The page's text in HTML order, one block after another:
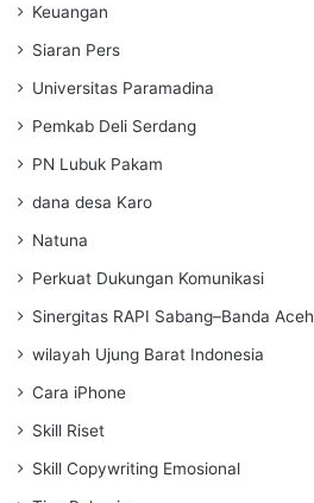
Keuangan
Siaran Pers
Universitas Paramadina
Pemkab Deli Serdang
PN Lubuk Pakam
dana desa Karo
Natuna
Perkuat Dukungan Komunikasi
Sinergitas RAPI Sabang–Banda Aceh
wilayah Ujung Barat Indonesia
Cara iPhone
Skill Riset
Skill Copywriting Emosional